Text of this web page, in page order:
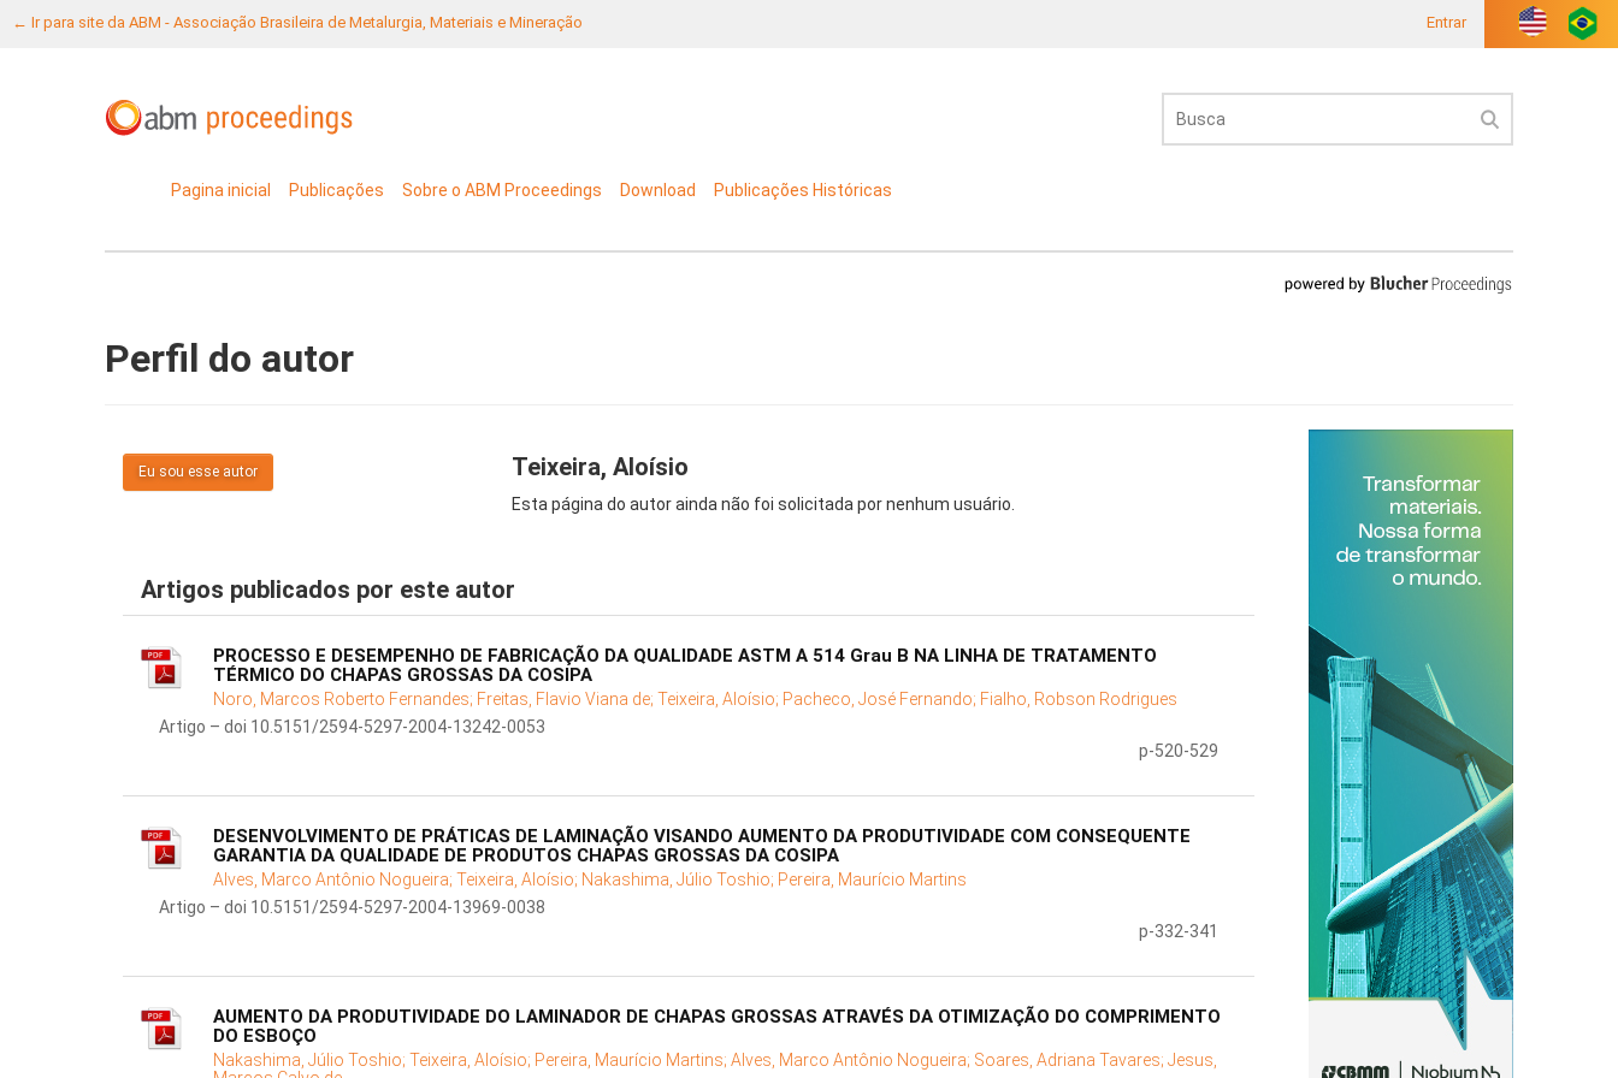
← Ir para site da ABM - Associação Brasileira de Metalurgia, Materiais e Mineração Entrar
Pagina inicial Publicações Sobre o ABM Proceedings Download Publicações Históricas
Perfil do autor
Eu sou esse autor Teixeira, Aloísio
Esta página do autor ainda não foi solicitada por nenhum usuário.
Artigos publicados por este autor
PROCESSO E DESEMPENHO DE FABRICAÇÃO DA QUALIDADE ASTM A 514 Grau B NA LINHA DE TRATAMENTO
TÉRMICO DO CHAPAS GROSSAS DA COSIPA
Noro, Marcos Roberto Fernandes; Freitas, Flavio Viana de; Teixeira, Aloísio; Pacheco, José Fernando; Fialho, Robson Rodrigues
Artigo – doi 10.5151/2594-5297-2004-13242-0053
p-520-529
DESENVOLVIMENTO DE PRÁTICAS DE LAMINAÇÃO VISANDO AUMENTO DA PRODUTIVIDADE COM CONSEQUENTE
GARANTIA DA QUALIDADE DE PRODUTOS CHAPAS GROSSAS DA COSIPA
Alves, Marco Antônio Nogueira; Teixeira, Aloísio; Nakashima, Júlio Toshio; Pereira, Maurício Martins
Artigo – doi 10.5151/2594-5297-2004-13969-0038
p-332-341
AUMENTO DA PRODUTIVIDADE DO LAMINADOR DE CHAPAS GROSSAS ATRAVÉS DA OTIMIZAÇÃO DO COMPRIMENTO
DO ESBOÇO
Nakashima, Júlio Toshio; Teixeira, Aloísio; Pereira, Maurício Martins; Alves, Marco Antônio Nogueira; Soares, Adriana Tavares; Jesus,